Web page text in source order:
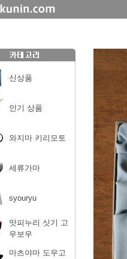
신상품
인기 상품
와지마 키리모토
세류가마
syouryu
앗피누리 싯기 고
우보우
마츠야마 도우고